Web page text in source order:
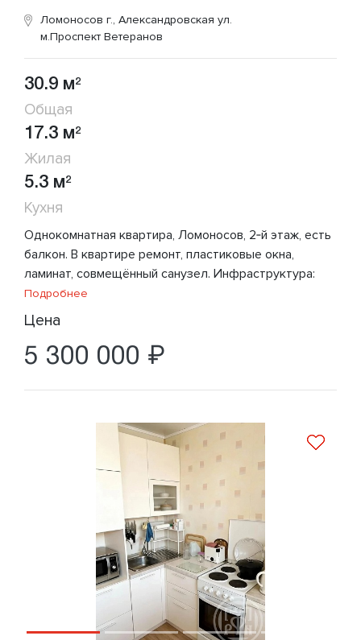
Ломоносов г., Александровская ул.
м.Проспект Ветеранов
30.9 м2
Общая
17.3 м2
Жилая
5.3 м2
Кухня
Однокомнатная квартира, Ломоносов, 2‑й этаж, есть
балкон. В квартире ремонт, пластиковые окна,
ламинат, совмещённый санузел. Инфраструктура:
Подробнее
Цена
5 300 000 ₽